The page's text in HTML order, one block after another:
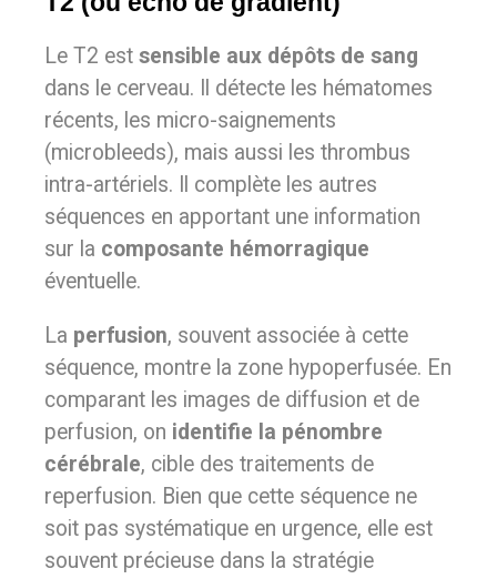
Le T2 est sensible aux dépôts de sang
dans le cerveau. Il détecte les hématomes
récents, les micro-saignements
(microbleeds), mais aussi les thrombus
intra-artériels. Il complète les autres
séquences en apportant une information
sur la composante hémorragique
éventuelle.
La perfusion, souvent associée à cette
séquence, montre la zone hypoperfusée. En
comparant les images de diffusion et de
perfusion, on identifie la pénombre
cérébrale, cible des traitements de
reperfusion. Bien que cette séquence ne
soit pas systématique en urgence, elle est
souvent précieuse dans la stratégie